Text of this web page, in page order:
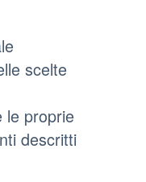
scelte
le proprie
descritti